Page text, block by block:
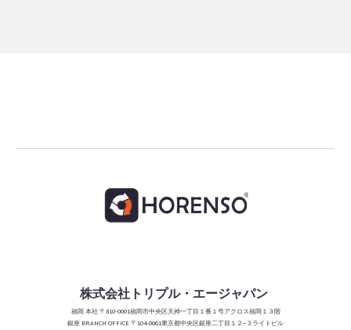
株式会社トリプル・エージャパン
福岡 本社 〒810-0001福岡市中央区天神一丁目１番１号アクロス福岡１３階
銀座 BRANCH OFFICE 〒104-0061東京都中央区銀座二丁目１２−３ライトビル